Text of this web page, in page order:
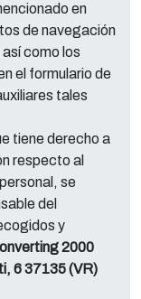
en
de navegación
como los
el formulario de
tales
tiene derecho a
respecto al
se
del
y
2000
6 37135 (VR)